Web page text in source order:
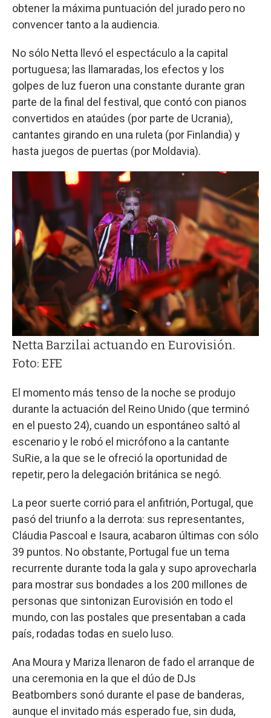
obtener la máxima puntuación del jurado pero no
convencer tanto a la audiencia.
No sólo Netta llevó el espectáculo a la capital
portuguesa; las llamaradas, los efectos y los
golpes de luz fueron una constante durante gran
parte de la final del festival, que contó con pianos
convertidos en ataúdes (por parte de Ucrania),
cantantes girando en una ruleta (por Finlandia) y
hasta juegos de puertas (por Moldavia).
Netta Barzilai actuando en Eurovisión.
Foto: EFE
El momento más tenso de la noche se produjo
durante la actuación del Reino Unido (que terminó
en el puesto 24), cuando un espontáneo saltó al
escenario y le robó el micrófono a la cantante
SuRie, a la que se le ofreció la oportunidad de
repetir, pero la delegación británica se negó.
La peor suerte corrió para el anfitrión, Portugal, que
pasó del triunfo a la derrota: sus representantes,
Cláudia Pascoal e Isaura, acabaron últimas con sólo
39 puntos. No obstante, Portugal fue un tema
recurrente durante toda la gala y supo aprovecharla
para mostrar sus bondades a los 200 millones de
personas que sintonizan Eurovisión en todo el
mundo, con las postales que presentaban a cada
país, rodadas todas en suelo luso.
Ana Moura y Mariza llenaron de fado el arranque de
una ceremonia en la que el dúo de DJs
Beatbombers sonó durante el pase de banderas,
aunque el invitado más esperado fue, sin duda,